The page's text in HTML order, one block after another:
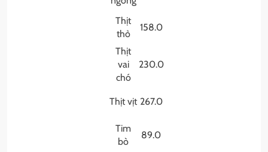
Thịt
thỏ
158.0
Thịt
vai
chó
230.0
Thịt vịt 267.0
Tim
bò
89.0